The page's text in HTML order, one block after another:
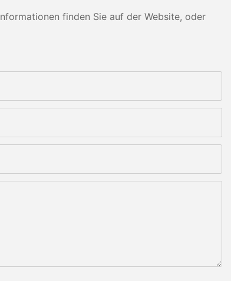
finden Sie auf der Website, oder